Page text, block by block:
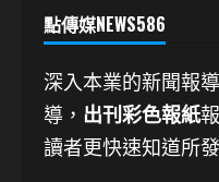
點傳媒NEWS586
深入本業的新聞報
導， 出刊彩色報紙
讀者更快速知道所